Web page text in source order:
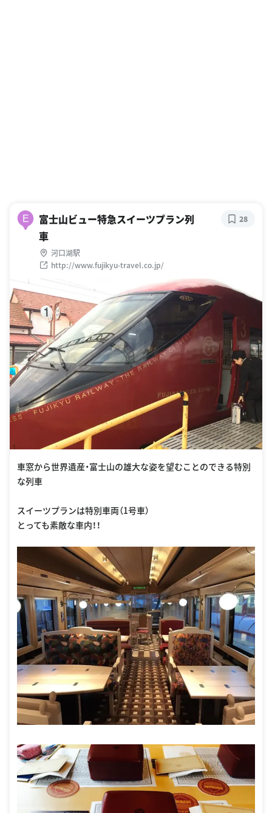
E
富士山ビュー特急スイーツプラン列
車
河口湖駅
http://www.fujikyu-travel.co.jp/
28
車窓から世界遺産・富士山の雄大な姿を望むことのできる特別
な列車
スイーツプランは特別車両（1号車）
とっても素敵な車内！！